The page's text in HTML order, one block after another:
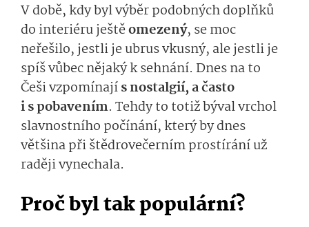
V době, kdy byl výběr podobných doplňků
do interiéru ještěomezený, se moc
neřešilo, jestli je ubrus vkusný, ale jestli je
spíš vůbec nějaký k sehnání. Dnes na to
Češi vzpomínajís nostalgií, a často
i s pobavením. Tehdy to totiž býval vrchol
slavnostního počínání, který by dnes
většina při štědrovečerním prostírání už
raději vynechala.
Proč byl tak populární?